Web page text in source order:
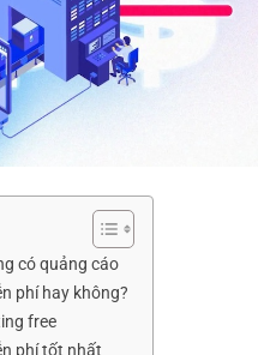
có quảng cáo
phí hay không?
free